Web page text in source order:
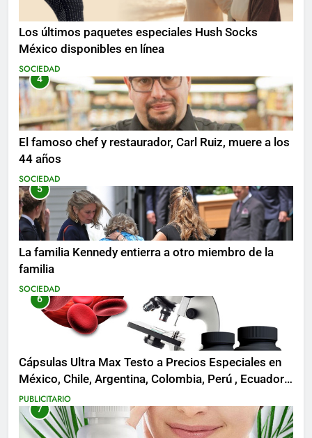
Los últimos paquetes especiales Hush Socks
México disponibles en línea
SOCIEDAD
4
El famoso chef y restaurador, Carl Ruiz, muere a los
44 años
SOCIEDAD
5
La familia Kennedy entierra a otro miembro de la
familia
SOCIEDAD
6
Cápsulas Ultra Max Testo a Precios Especiales en
México, Chile, Argentina, Colombia, Perú , Ecuador,
Costa Rica y Más
PUBLICITARIO
7